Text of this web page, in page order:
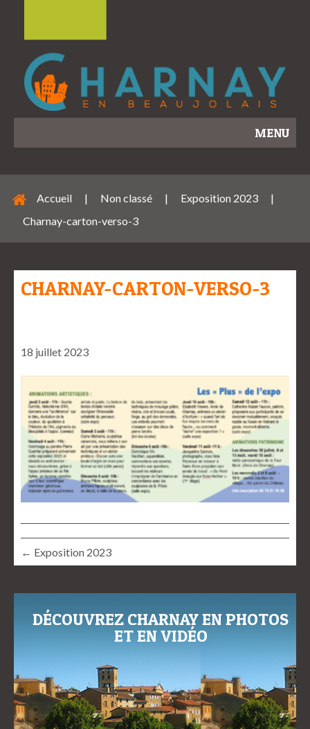
MENU
Accueil | Non classé | Exposition 2023
|
Charnay-carton-verso-3
CHARNAY-CARTON-VERSO-3
18 juillet 2023
← Exposition 2023
DÉCOUVREZ CHARNAY EN PHOTOS
ET EN VIDÉO